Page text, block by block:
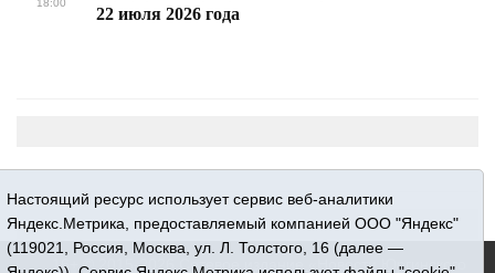
18:00
22 июля 2026 года
16+ © 2015-2026 Сетевое издание «Новости Юргинского
Настоящий ресурс использует сервис веб-аналитики
Яндекс.Метрика, предоставляемый компанией ООО "Яндекс"
(119021, Россия, Москва, ул. Л. Толстого, 16 (далее —